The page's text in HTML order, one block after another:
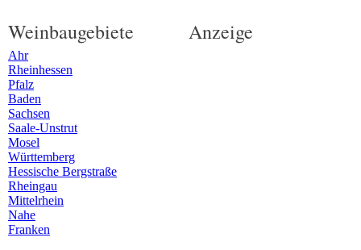
Weinbaugebiete
Ahr
Rheinhessen
Pfalz
Baden
Sachsen
Saale-Unstrut
Mosel
Württemberg
Hessische Bergstraße
Rheingau
Mittelrhein
Nahe
Franken
Anzeige